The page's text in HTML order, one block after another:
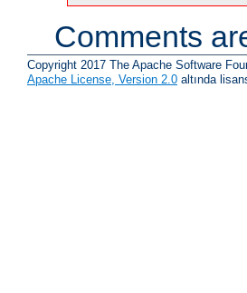
Comments
Copyright 2017 The Apache Software
Apache License, Version 2.0 altında